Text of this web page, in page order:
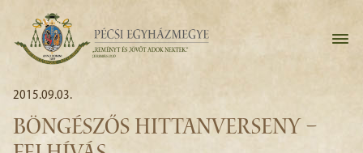
2015.09.03.
BÖNGÉSZŐS HITTANVERSENY –